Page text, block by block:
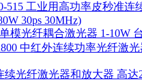
515 工业用高功率皮秒准连
30ps 30MHz)
单模光纤耦合激光器 1-10W
中红外连续功率光纤激光
续光纤激光器和放大器 高达